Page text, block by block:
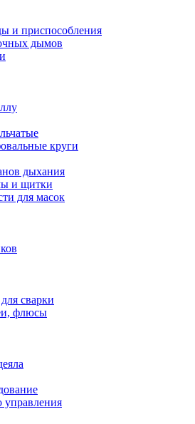
и приспособления
дымов
круги
дыхания
и щитки
для масок
сварки
флюсы
управления